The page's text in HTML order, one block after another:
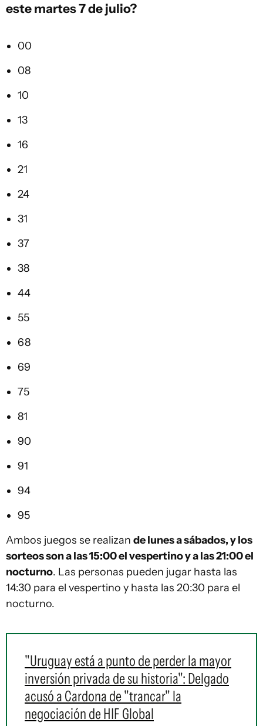
este martes 7 de julio?
00
08
10
13
16
21
24
31
37
38
44
55
68
69
75
81
90
91
94
95
Ambos juegos se realizan de lunes a sábados, y los
sorteos son a las 15:00 el vespertino y a las 21:00 el
nocturno. Las personas pueden jugar hasta las
14:30 para el vespertino y hasta las 20:30 para el
nocturno.
"Uruguay está a punto de perder la mayor
inversión privada de su historia": Delgado
acusó a Cardona de "trancar" la
negociación de HIF Global